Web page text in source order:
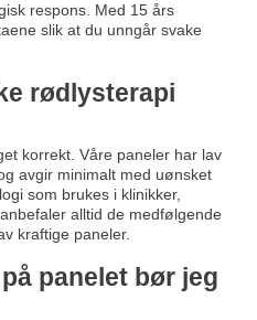
respons. Med 15 års
slik at du unngår svake
rødlysterapi
korrekt. Våre paneler har lav
avgir minimalt med uønsket
som brukes i klinikker,
alltid de medfølgende
kraftige paneler.
panelet bør jeg